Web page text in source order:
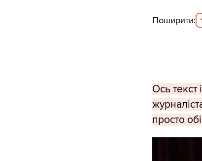
Поширити:
Ось текст
просто